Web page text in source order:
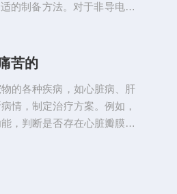
的制备方法。对于非导电样
正确。2.仪器预热与参数设
苦的
的各种疾病，如心脏病、肝
情，制定治疗方案。例如，
，判断是否存在心脏瓣膜疾
动物超声系统的优势：-无